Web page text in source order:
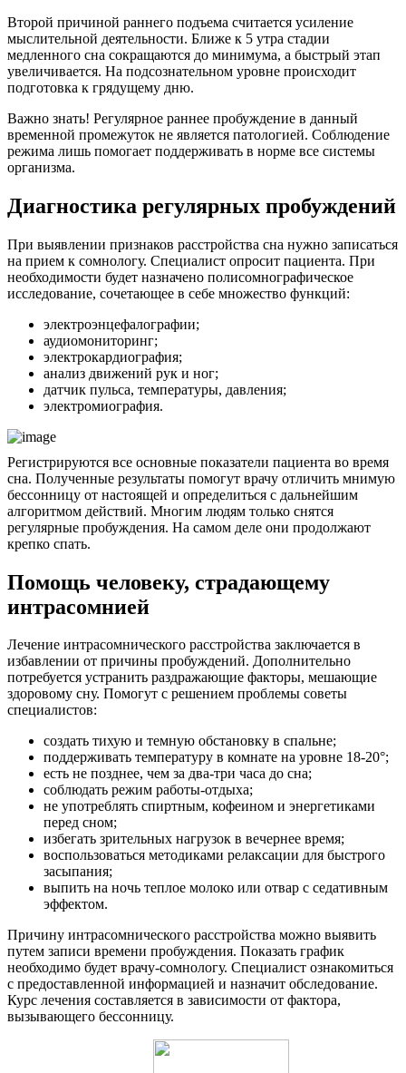
Второй причиной раннего подъема считается усиление
мыслительной деятельности. Ближе к 5 утра стадии
медленного сна сокращаются до минимума, а быстрый этап
увеличивается. На подсознательном уровне происходит
подготовка к грядущему дню.
Важно знать! Регулярное раннее пробуждение в данный
временной промежуток не является патологией. Соблюдение
режима лишь помогает поддерживать в норме все системы
организма.
Диагностика регулярных пробуждений
При выявлении признаков расстройства сна нужно записаться
на прием к сомнологу. Специалист опросит пациента. При
необходимости будет назначено полисомнографическое
исследование, сочетающее в себе множество функций:
электроэнцефалографии;
аудиомониторинг;
электрокардиография;
анализ движений рук и ног;
датчик пульса, температуры, давления;
электромиография.
Регистрируются все основные показатели пациента во время
сна. Полученные результаты помогут врачу отличить мнимую
бессонницу от настоящей и определиться с дальнейшим
алгоритмом действий. Многим людям только снятся
регулярные пробуждения. На самом деле они продолжают
крепко спать.
Помощь человеку, страдающему
интрасомнией
Лечение интрасомнического расстройства заключается в
избавлении от причины пробуждений. Дополнительно
потребуется устранить раздражающие факторы, мешающие
здоровому сну. Помогут с решением проблемы советы
специалистов:
создать тихую и темную обстановку в спальне;
поддерживать температуру в комнате на уровне 18-20°;
есть не позднее, чем за два-три часа до сна;
соблюдать режим работы-отдыха;
не употреблять спиртным, кофеином и энергетиками
перед сном;
избегать зрительных нагрузок в вечернее время;
воспользоваться методиками релаксации для быстрого
засыпания;
выпить на ночь теплое молоко или отвар с седативным
эффектом.
Причину интрасомнического расстройства можно выявить
путем записи времени пробуждения. Показать график
необходимо будет врачу-сомнологу. Специалист ознакомиться
с предоставленной информацией и назначит обследование.
Курс лечения составляется в зависимости от фактора,
вызывающего бессонницу.